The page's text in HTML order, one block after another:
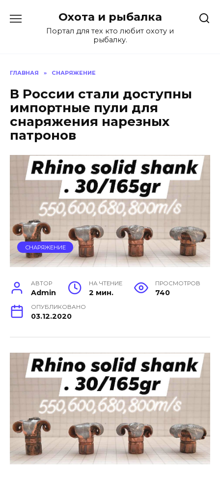
содержанию
Охота и рыбалка
Портал для тех кто любит охоту и
рыбалку.
ГЛАВНАЯ » СНАРЯЖЕНИЕ
В России стали доступны
импортные пули для
снаряжения нарезных
патронов
СНАРЯЖЕНИЕ
АВТОР
Admin
НА ЧТЕНИЕ
2 мин.
ПРОСМОТРОВ
740
ОПУБЛИКОВАНО
03.12.2020